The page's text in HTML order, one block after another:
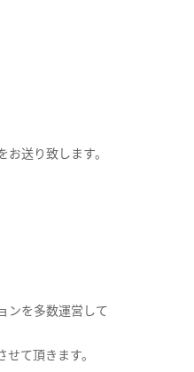
送り致します。
ンを多数運営して
て頂きます。